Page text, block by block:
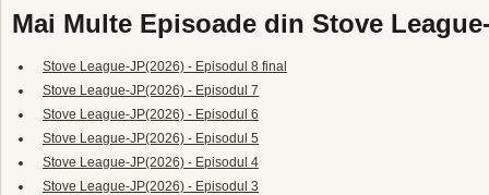
Mai Multe Episoade din Stove
Stove League-JP(2026) - Episodul 8 final
Stove League-JP(2026) - Episodul 7
Stove League-JP(2026) - Episodul 6
Stove League-JP(2026) - Episodul 5
Stove League-JP(2026) - Episodul 4
Stove League-JP(2026) - Episodul 3